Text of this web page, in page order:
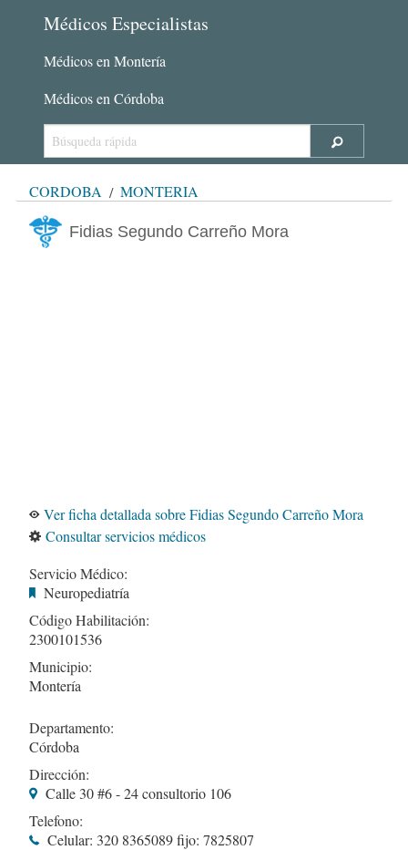
Médicos Especialistas
Médicos en Montería
Médicos en Córdoba
CÓRDOBA MONTERÍA
Fidias Segundo Carreño Mora
Ver ficha detallada sobre Fidias Segundo Carreño Mora
Consultar servicios médicos
Servicio Médico:
Neuropediatría
Código Habilitación:
2300101536
Municipio:
Montería
Departamento:
Córdoba
Dirección:
Calle 30 #6 - 24 consultorio 106
Telefono:
Celular: 320 8365089 fijo: 7825807